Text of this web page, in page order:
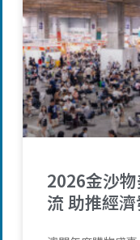
2026金沙
流 助推經